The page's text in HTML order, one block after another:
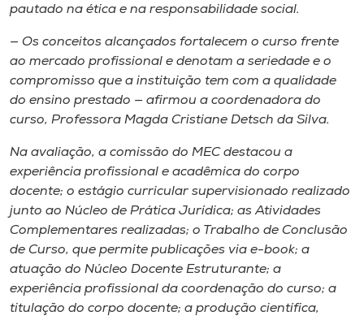
pautado na ética e na responsabilidade social.
— Os conceitos alcançados fortalecem o curso frente
ao mercado profissional e denotam a seriedade e o
compromisso que a instituição tem com a qualidade
do ensino prestado — afirmou a coordenadora do
curso, Professora Magda Cristiane Detsch da Silva.
Na avaliação, a comissão do MEC destacou a
experiência profissional e acadêmica do corpo
docente; o estágio curricular supervisionado realizado
junto ao Núcleo de Prática Jurídica; as Atividades
Complementares realizadas; o Trabalho de Conclusão
de Curso, que permite publicações via e-book; a
atuação do Núcleo Docente Estruturante; a
experiência profissional da coordenação do curso; a
titulação do corpo docente; a produção científica,